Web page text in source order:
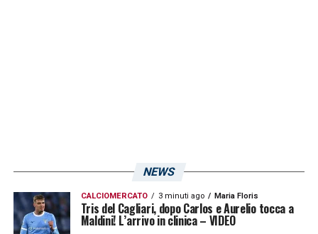
trasformerà in un’offerta concreta e se sarà
Cagliari.
NEWS
CALCIOMERCATO 3 minuti ago Maria Floris
Tris del Cagliari, dopo Carlos e Aurelio tocca a
Maldini! L’arrivo in clinica – VIDEO